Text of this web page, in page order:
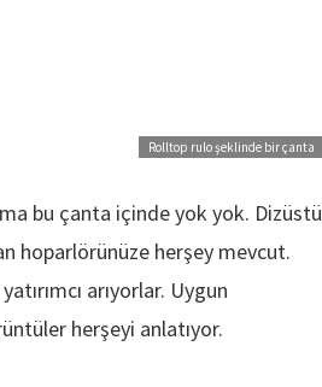
Rolltop rulo şeklinde bir çanta
bu çanta içinde yok yok. Dizüstü
hoparlörünüze herşey mevcut.
arıyorlar. Uygun
herşeyi anlatıyor.